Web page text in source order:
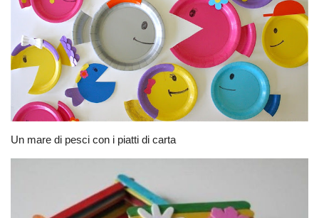
Un mare di pesci con i piatti di carta